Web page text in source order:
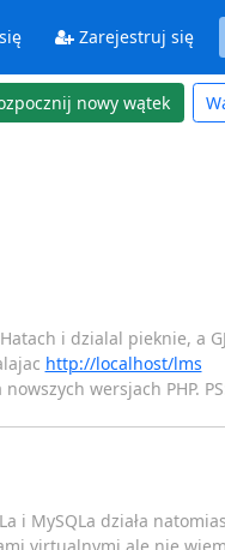
Zarejestruj się
nowy wątek
i dzialal pieknie, a
http://localhost/lms
wersjach PHP.
i MySQLa działa